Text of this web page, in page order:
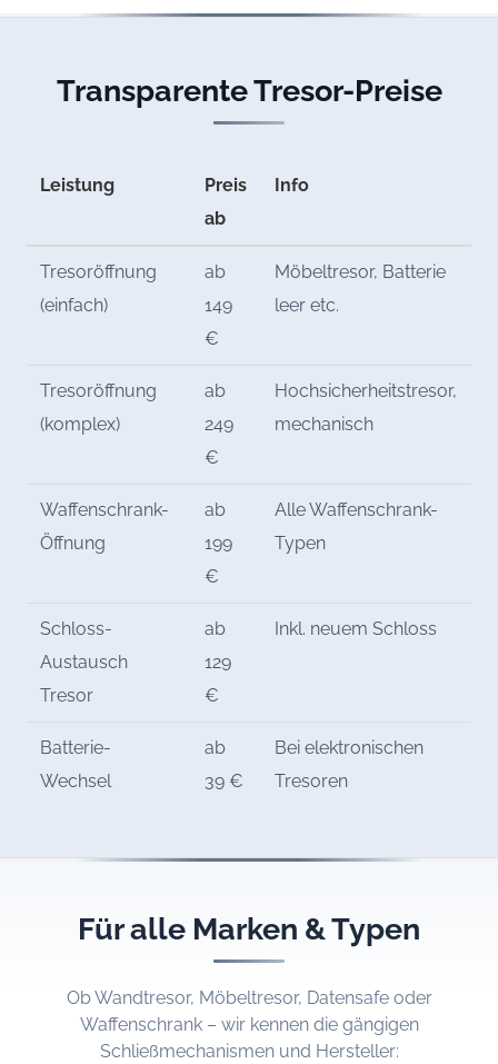
Transparente Tresor-Preise
Leistung
Preis
ab
Info
Tresoröffnung
(einfach)
ab
149
€
Möbeltresor, Batterie
leer etc.
Tresoröffnung
(komplex)
ab
249
€
Hochsicherheitstresor,
mechanisch
Waffenschrank-
Öffnung
ab
199
€
Alle Waffenschrank-
Typen
Schloss-
Austausch
Tresor
ab
129
€
Inkl. neuem Schloss
Batterie-
Wechsel
ab
39 €
Bei elektronischen
Tresoren
Für alle Marken & Typen
Ob Wandtresor, Möbeltresor, Datensafe oder
Waffenschrank – wir kennen die gängigen
Schließmechanismen und Hersteller: